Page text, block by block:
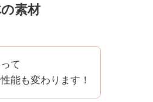
素材
て
能も変わります！